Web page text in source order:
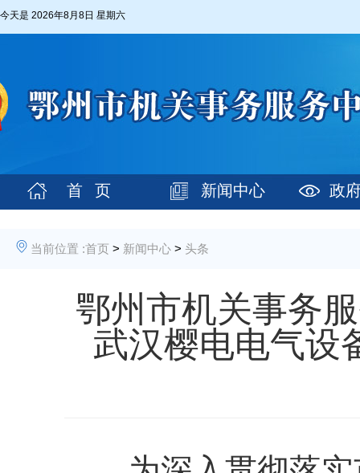
今天是 2026年8月8日 星期六
首 页 新闻中心 政
当前位置 :首页 > 新闻中心 > 头条
鄂州市机关事务
武汉樱电电气设